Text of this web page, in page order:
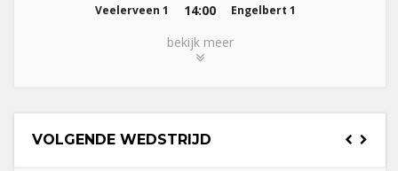
Veelerveen 1 14:00 Engelbert 1
bekijk meer
VOLGENDE WEDSTRIJD